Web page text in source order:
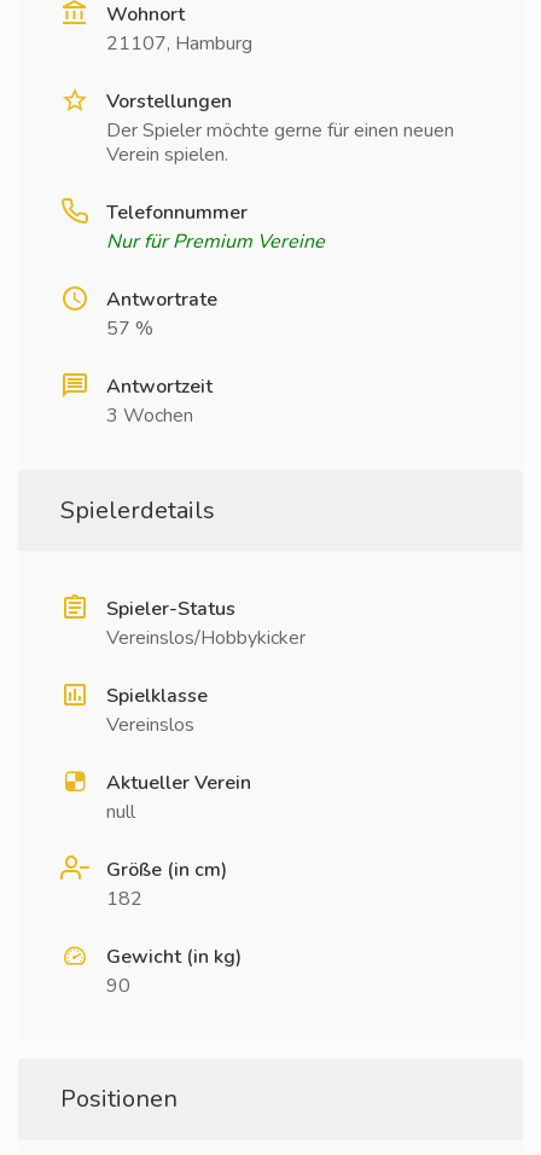
Wohnort
21107, Hamburg
Vorstellungen
Der Spieler möchte gerne für einen neuen
Verein spielen.
Telefonnummer
Nur für Premium Vereine
Antwortrate
57 %
Antwortzeit
3 Wochen
Spielerdetails
Spieler-Status
Vereinslos/Hobbykicker
Spielklasse
Vereinslos
Aktueller Verein
null
Größe (in cm)
182
Gewicht (in kg)
90
Positionen